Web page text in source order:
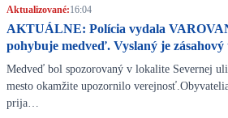
Aktualizované:16:04
AKTUÁLNE: Polícia vydala
pohybuje medveď. Vyslaný je zásahový
Medveď bol spozorovaný v lokalite Severnej
mesto okamžite upozornilo
prija…